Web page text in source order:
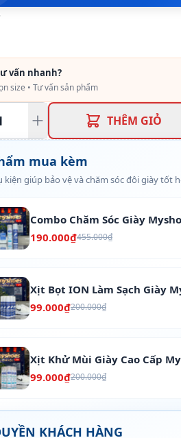
vấn nhanh?
size • Tư vấn sản phẩm
THÊM GIỎ
mua kèm
kiện giúp bảo vệ và chăm sóc đôi giày tốt
Combo Chăm Sóc Giày
190.000₫455.000₫
Xịt Bọt ION Làm Sạch Giày
99.000₫200.000₫
Xịt Khử Mùi Giày Cao Cấp
99.000₫200.000₫
KHÁCH HÀNG